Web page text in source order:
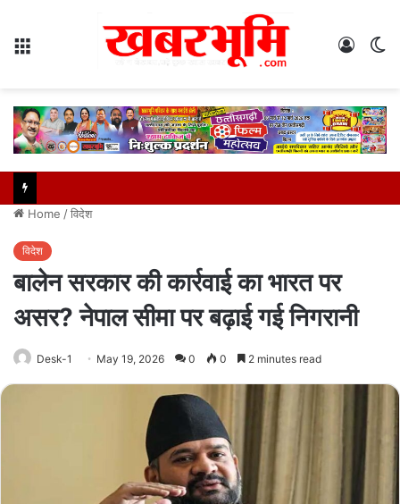
Log
Home /विदेश
विदेश
बालेन सरकार की कार्रवाई का भारत पर
असर? नेपाल सीमा पर बढ़ाई गई निगरानी
Desk-1 May 19, 2026 0 0 2 minutes read